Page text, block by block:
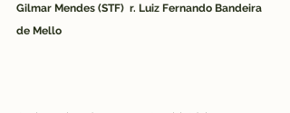
Gilmar Mendes (STF)  r. Luiz Fernando Bandeira
de Mello